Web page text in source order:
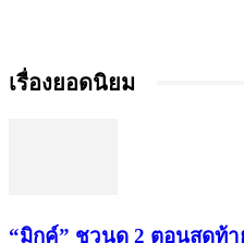
เรื่องยอดนิยม
“มิกค์” ชวนดู 2 ตอนสุดท้